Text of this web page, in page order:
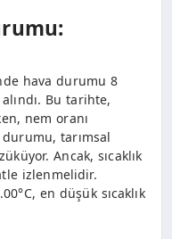
hava durumu 8
Bu tarihte,
nem oranı
tarımsal
Ancak, sıcaklık
izlenmelidir.
en düşük sıcaklık